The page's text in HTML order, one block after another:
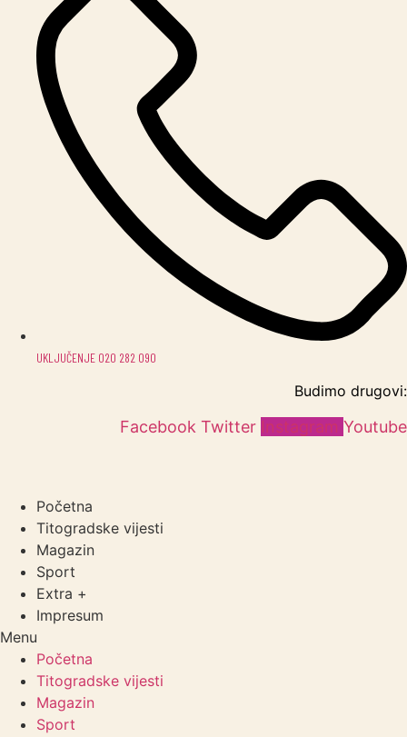
UKLJUČENJE 020 282 090
Budimo drugovi:
Facebook Twitter Instagram Youtube
Početna
Titogradske vijesti
Magazin
Sport
Extra +
Impresum
Menu
Početna
Titogradske vijesti
Magazin
Sport